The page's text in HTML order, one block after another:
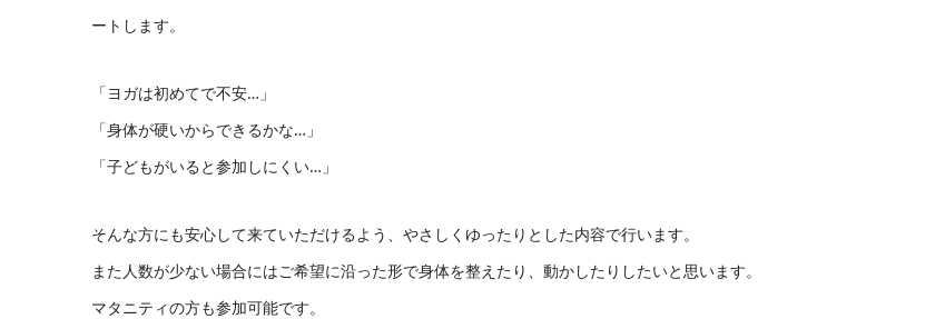
ートします。
「ヨガは初めてで不安…」
「身体が硬いからできるかな…」
「子どもがいると参加しにくい…」
そんな方にも安心して来ていただけるよう、やさしくゆったりとした内容で行います。
また人数が少ない場合にはご希望に沿った形で身体を整えたり、動かしたりしたいと思います。
マタニティの方も参加可能です。